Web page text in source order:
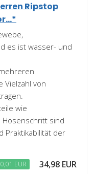
Ripstop
es ist wasser- und
Vielzahl von
wie
Hosenschritt sind
Praktikabilität der
EUR 34,98 EUR